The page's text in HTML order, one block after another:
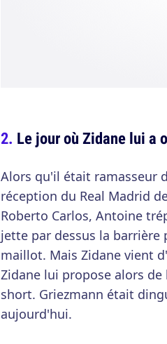
Le jour où Zidane lui a
Alors qu'il était ramasseur
réception du Real Madrid
Roberto Carlos, Antoine
jette par dessus la
maillot. Mais Zidane vient
Zidane lui propose alors
short. Griezmann était
aujourd'hui.